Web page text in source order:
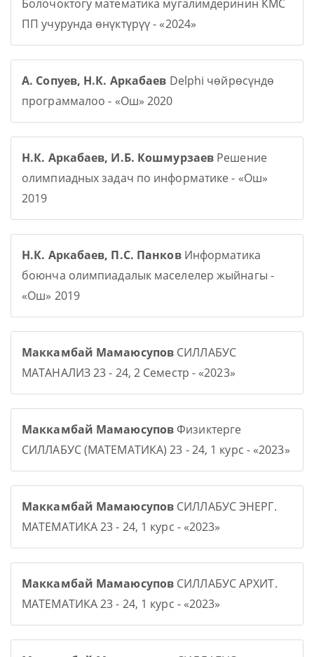
Болочоктогу математика мугалимдеринин КМС
ПП учурунда өнүктүрүү - «2024»
А. Сопуев, Н.К. Аркабаев Delphi чөйрөсүндө
программалоо - «Ош» 2020
Н.К. Аркабаев, И.Б. Кошмурзаев Решение
олимпиадных задач по информатике - «Ош»
2019
Н.К. Аркабаев, П.С. ПанковИнформатика
боюнча олимпиадалык маселелер жыйнагы -
«Ош» 2019
Маккамбай Мамаюсупов СИЛЛАБУС
МАТАНАЛИЗ 23 - 24, 2 Семестр - «2023»
Маккамбай МамаюсуповФизиктерге
СИЛЛАБУС (МАТЕМАТИКА) 23 - 24, 1 курс - «2023»
Маккамбай Мамаюсупов СИЛЛАБУС ЭНЕРГ.
МАТЕМАТИКА 23 - 24, 1 курс - «2023»
Маккамбай Мамаюсупов СИЛЛАБУС АРХИТ.
МАТЕМАТИКА 23 - 24, 1 курс - «2023»